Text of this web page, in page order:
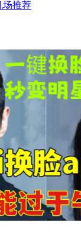
场推荐